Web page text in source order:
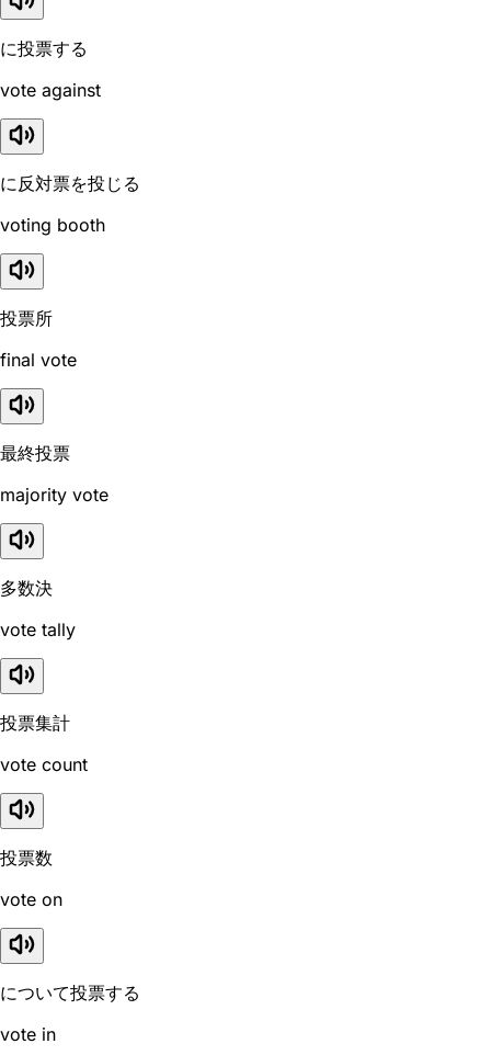
に投票する
vote against
に反対票を投じる
voting booth
投票所
final vote
最終投票
majority vote
多数決
vote tally
投票集計
vote count
投票数
vote on
について投票する
vote in